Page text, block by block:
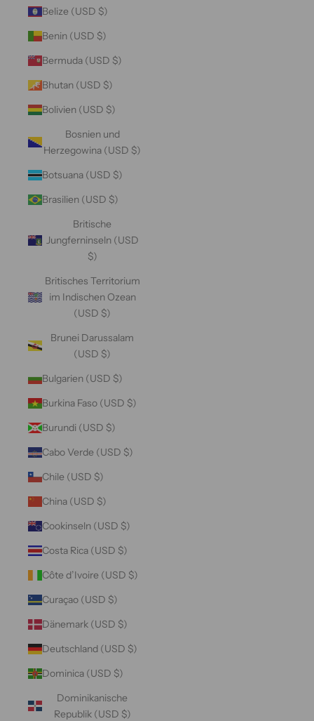
Belize (USD $)
Benin (USD $)
Bermuda (USD $)
Bhutan (USD $)
Bolivien (USD $)
Bosnien und
Herzegowina (USD $)
Botsuana (USD $)
Brasilien (USD $)
Britische
Jungferninseln (USD
$)
Britisches Territorium
im Indischen Ozean
(USD $)
Brunei Darussalam
(USD $)
Bulgarien (USD $)
Burkina Faso (USD $)
Burundi (USD $)
Cabo Verde (USD $)
Chile (USD $)
China (USD $)
Cookinseln (USD $)
Costa Rica (USD $)
Côte d’Ivoire (USD $)
Curaçao (USD $)
Dänemark (USD $)
Deutschland (USD $)
Dominica (USD $)
Dominikanische
Republik (USD $)